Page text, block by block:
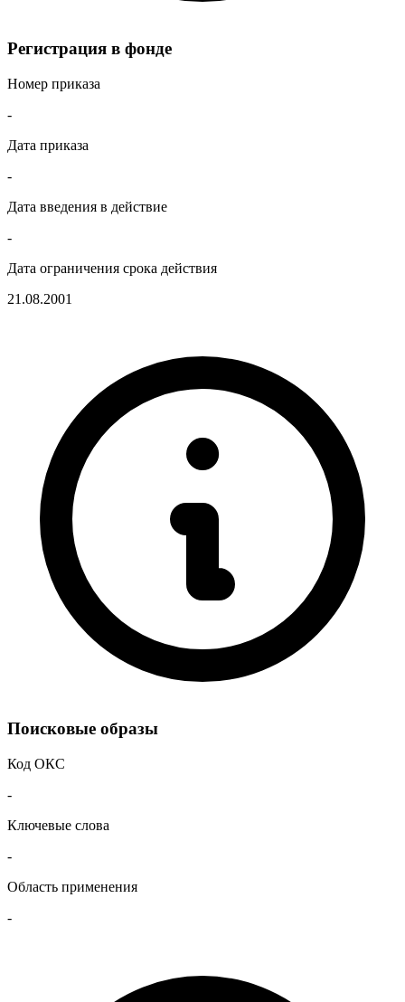
Регистрация в фонде
Номер приказа
-
Дата приказа
-
Дата введения в действие
-
Дата ограничения срока действия
21.08.2001
Поисковые образы
Код ОКС
-
Ключевые слова
-
Область применения
-